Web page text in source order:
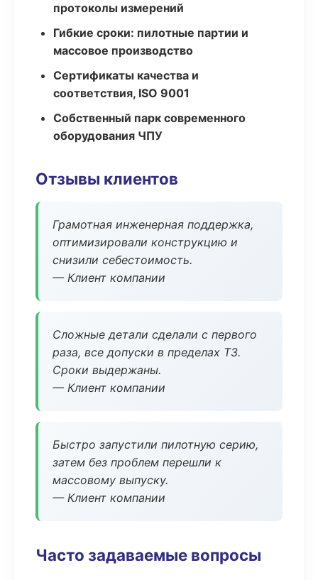
протоколы измерений
Гибкие сроки: пилотные партии и
массовое производство
Сертификаты качества и
соответствия, ISO 9001
Собственный парк современного
оборудования ЧПУ
Отзывы клиентов
Грамотная инженерная поддержка,
оптимизировали конструкцию и
снизили себестоимость.
— Клиент компании
Сложные детали сделали с первого
раза, все допуски в пределах ТЗ.
Сроки выдержаны.
— Клиент компании
Быстро запустили пилотную серию,
затем без проблем перешли к
массовому выпуску.
— Клиент компании
Часто задаваемые вопросы